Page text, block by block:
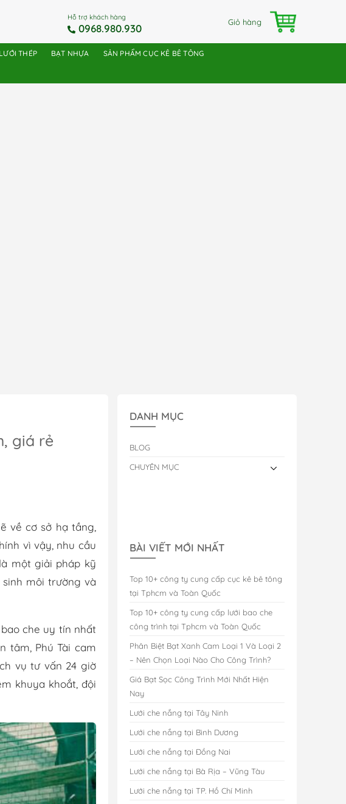
Hỗ trợ khách hàng
0968.980.930 Giỏ hàng
LƯỚI THÉP BẠT NHỰA SẢN PHẨM CỤC KÊ BÊ TÔNG
giá rẻ
về cơ sở hạ tầng,
vì vậy, nhu cầu
một giải pháp kỹ
môi trường và
che uy tín nhất
tâm, Phú Tài cam
vụ tư vấn 24 giờ
khuya khoắt, đội
DANH MỤC
BLOG
CHUYÊN MỤC
BÀI VIẾT MỚI NHẤT
Top 10+ công ty cung cấp cục kê bê tông
tại Tphcm và Toàn Quốc
Top 10+ công ty cung cấp lưới bao che
công trình tại Tphcm và Toàn Quốc
Phân Biệt Bạt Xanh Cam Loại 1 Và Loại 2
– Nên Chọn Loại Nào Cho Công Trình?
Giá Bạt Sọc Công Trình Mới Nhất Hiện
Nay
Lưới che nắng tại Tây Ninh
Lưới che nắng tại Bình Dương
Lưới che nắng tại Đồng Nai
Lưới che nắng tại Bà Rịa – Vũng Tàu
Lưới che nắng tại TP. Hồ Chí Minh